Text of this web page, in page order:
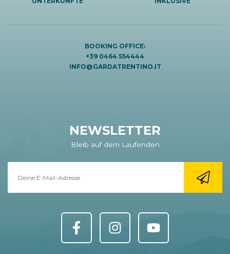
BOOKING OFFICE:
+39 0464 554444
INFO@GARDATRENTINO.IT
NEWSLETTER
Bleib auf dem Laufenden